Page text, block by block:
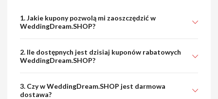
1. Jakie kupony pozwolą mi zaoszczędzić w
WeddingDream.SHOP?
2. Ile dostępnych jest dzisiaj kuponów rabatowych
WeddingDream.SHOP?
3. Czy w WeddingDream.SHOP jest darmowa
dostawa?